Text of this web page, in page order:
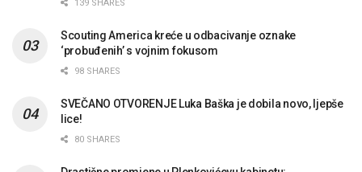
139 SHARES
Scouting America kreće u odbacivanje oznake
‘probuđenih’ s vojnim fokusom
98 SHARES
SVEČANO OTVORENJE Luka Baška je dobila novo, ljepše
lice!
80 SHARES